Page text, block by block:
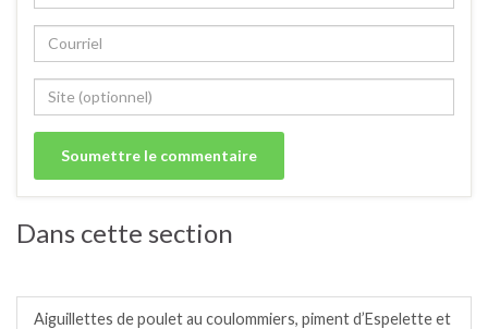
Dans cette section
Aiguillettes de poulet au coulommiers, piment d’Espelette et